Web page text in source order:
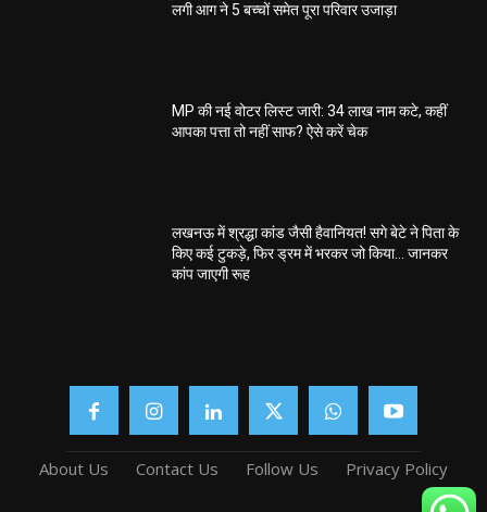
लगी आग ने 5 बच्चों समेत पूरा परिवार उजाड़ा
MP की नई वोटर लिस्ट जारी: 34 लाख नाम कटे, कहीं
आपका पत्ता तो नहीं साफ? ऐसे करें चेक
लखनऊ में श्रद्धा कांड जैसी हैवानियत! सगे बेटे ने पिता के
किए कई टुकड़े, फिर ड्रम में भरकर जो किया… जानकर
कांप जाएगी रूह
About Us Contact Us Follow Us Privacy Policy